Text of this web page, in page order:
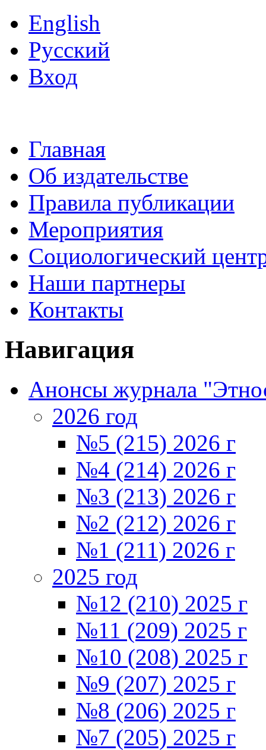
English
Русский
Вход
Главная
Об издательстве
Правила публикации
Мероприятия
Социологический
Наши партнеры
Контакты
Навигация
Анонсы журнала
2026 год
№5 (215) 2026 г
№4 (214) 2026 г
№3 (213) 2026 г
№2 (212) 2026 г
№1 (211) 2026 г
2025 год
№12 (210) 2025 г
№11 (209) 2025 г
№10 (208) 2025 г
№9 (207) 2025 г
№8 (206) 2025 г
№7 (205) 2025 г